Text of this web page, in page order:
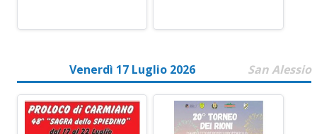
Venerdì 17 Luglio 2026 San Alessio